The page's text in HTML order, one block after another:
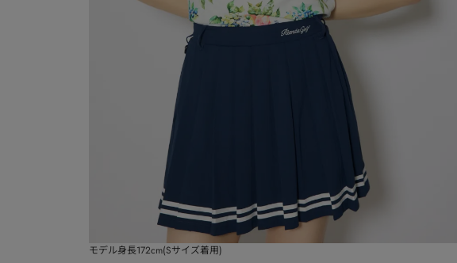
モデル身長172cm(Sサイズ着用)